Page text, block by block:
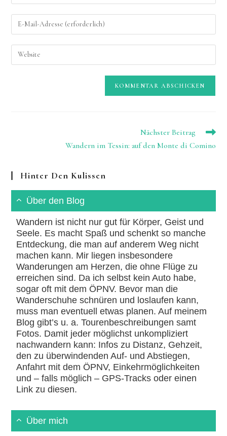
oder
Benutzernamen
zum
Kommentieren
ein
Mail-
Adresse
Nächster Beitrag
Wandern im Tessin: auf den Monte di Comino
Hinter Den Kulissen
Über den Blog
Wandern ist nicht nur gut für Körper, Geist und
Seele. Es macht Spaß und schenkt so manche
Entdeckung, die man auf anderem Weg nicht
machen kann. Mir liegen insbesondere
Wanderungen am Herzen, die ohne Flüge zu
erreichen sind. Da ich selbst kein Auto habe,
sogar oft mit dem ÖPNV. Bevor man die
Wanderschuhe schnüren und loslaufen kann,
muss man eventuell etwas planen. Auf meinem
Blog gibt’s u. a. Tourenbeschreibungen samt
Fotos. Damit jeder möglichst unkompliziert
nachwandern kann: Infos zu Distanz, Gehzeit,
den zu überwindenden Auf- und Abstiegen,
Anfahrt mit dem ÖPNV, Einkehrmöglichkeiten
und – falls möglich – GPS-Tracks oder einen
Link zu diesen.
Über mich